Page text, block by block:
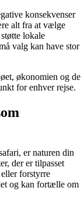
konsekvenser
alt fra at vælge
lokale
valg kan have stor
økonomien og de
for enhver rejse.
er naturen din
der er tilpasset
forstyrre
og kan fortælle om